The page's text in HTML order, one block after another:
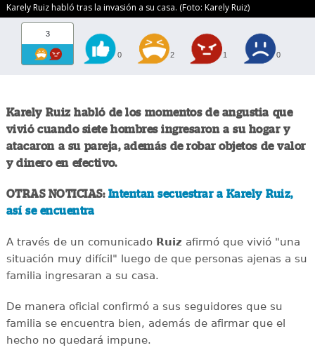
Karely Ruiz habló tras la invasión a su casa. (Foto: Karely Ruiz)
3
0 2 1 0
Karely Ruiz habló de los momentos de angustia que
vivió cuando siete hombres ingresaron a su hogar y
atacaron a su pareja, además de robar objetos de valor
y dinero en efectivo.
OTRAS NOTICIAS: Intentan secuestrar a Karely Ruiz,
así se encuentra
A través de un comunicadoRuiz afirmó que vivió "una
situación muy difícil" luego de que personas ajenas a su
familia ingresaran a su casa.
De manera oficial confirmó a sus seguidores que su
familia se encuentra bien, además de afirmar que el
hecho no quedará impune.